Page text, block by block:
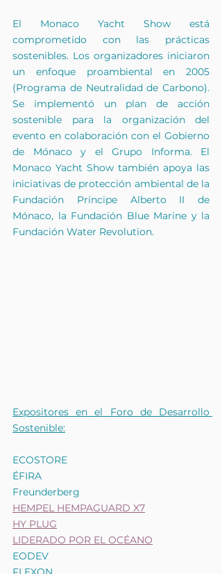
El Monaco Yacht Show está
comprometido con las prácticas
sostenibles. Los organizadores iniciaron
un enfoque proambiental en 2005
(Programa de Neutralidad de Carbono).
Se implementó un plan de acción
sostenible para la organización del
evento en colaboración con el Gobierno
de Mónaco y el Grupo Informa. El
Monaco Yacht Show también apoya las
iniciativas de protección ambiental de la
Fundación Príncipe Alberto II de
Mónaco, la Fundación Blue Marine y la
Fundación Water Revolution.
Expositores en el Foro de Desarrollo
Sostenible:
ECOSTORE
ÉFIRA
Freunderberg
HEMPEL HEMPAGUARD X7
HY PLUG
LIDERADO POR EL OCÉANO
EODEV